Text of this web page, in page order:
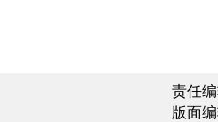
责任
版面